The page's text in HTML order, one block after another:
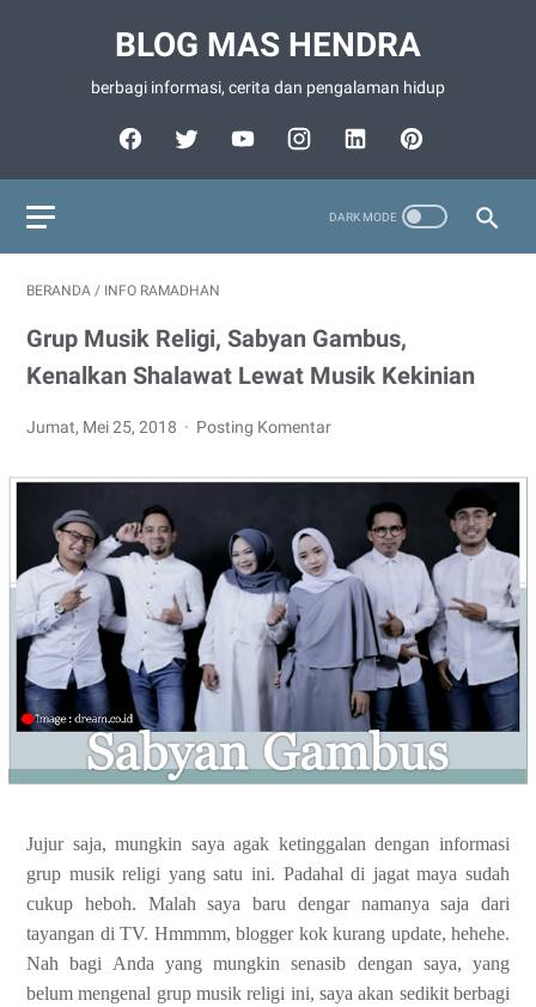
BLOG MAS HENDRA
berbagi informasi, cerita dan pengalaman hidup
BERANDA / INFO RAMADHAN
Grup Musik Religi, Sabyan Gambus,
Kenalkan Shalawat Lewat Musik Kekinian
Jumat, Mei 25, 2018 Posting Komentar
Jujur saja, mungkin saya agak ketinggalan dengan informasi
grup musik religi yang satu ini. Padahal di jagat maya sudah
cukup heboh. Malah saya baru dengar namanya saja dari
tayangan di TV. Hmmmm, blogger kok kurang update, hehehe.
Nah bagi Anda yang mungkin senasib dengan saya, yang
belum mengenal grup musik religi ini, saya akan sedikit berbagi